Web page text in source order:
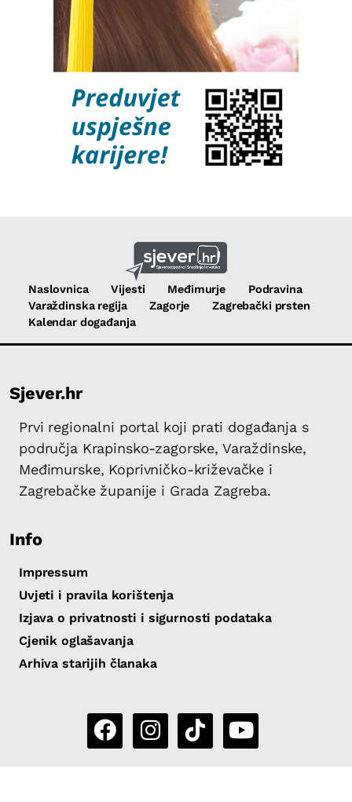
Naslovnica Vijesti Međimurje
Podravina
Varaždinska regija
Zagorje
Zagrebački prsten
Kalendar događanja
Sjever.hr
Prvi regionalni portal koji prati događanja s
područja Krapinsko-zagorske, Varaždinske,
Međimurske, Koprivničko-križevačke i
Zagrebačke županije i Grada Zagreba.
Info
Impressum
Uvjeti i pravila korištenja
Izjava o privatnosti i sigurnosti podataka
Cjenik oglašavanja
Arhiva starijih članaka